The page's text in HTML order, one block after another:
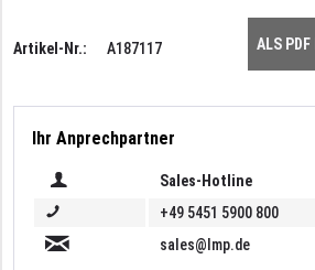
Artikel-Nr.: A187117 ALS PDF
Ihr Anprechpartner
Sales-Hotline
+49 5451 5900 800
sales@lmp.de